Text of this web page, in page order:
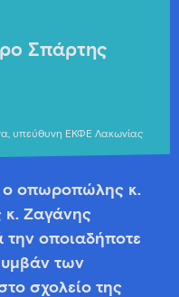
Σπάρτης
υπεύθυνη ΕΚΦΕ Λακωνίας
ο οπωροπώλης κ.
κ. Ζαγάνης
την οποιαδήποτε
των
σχολείο της